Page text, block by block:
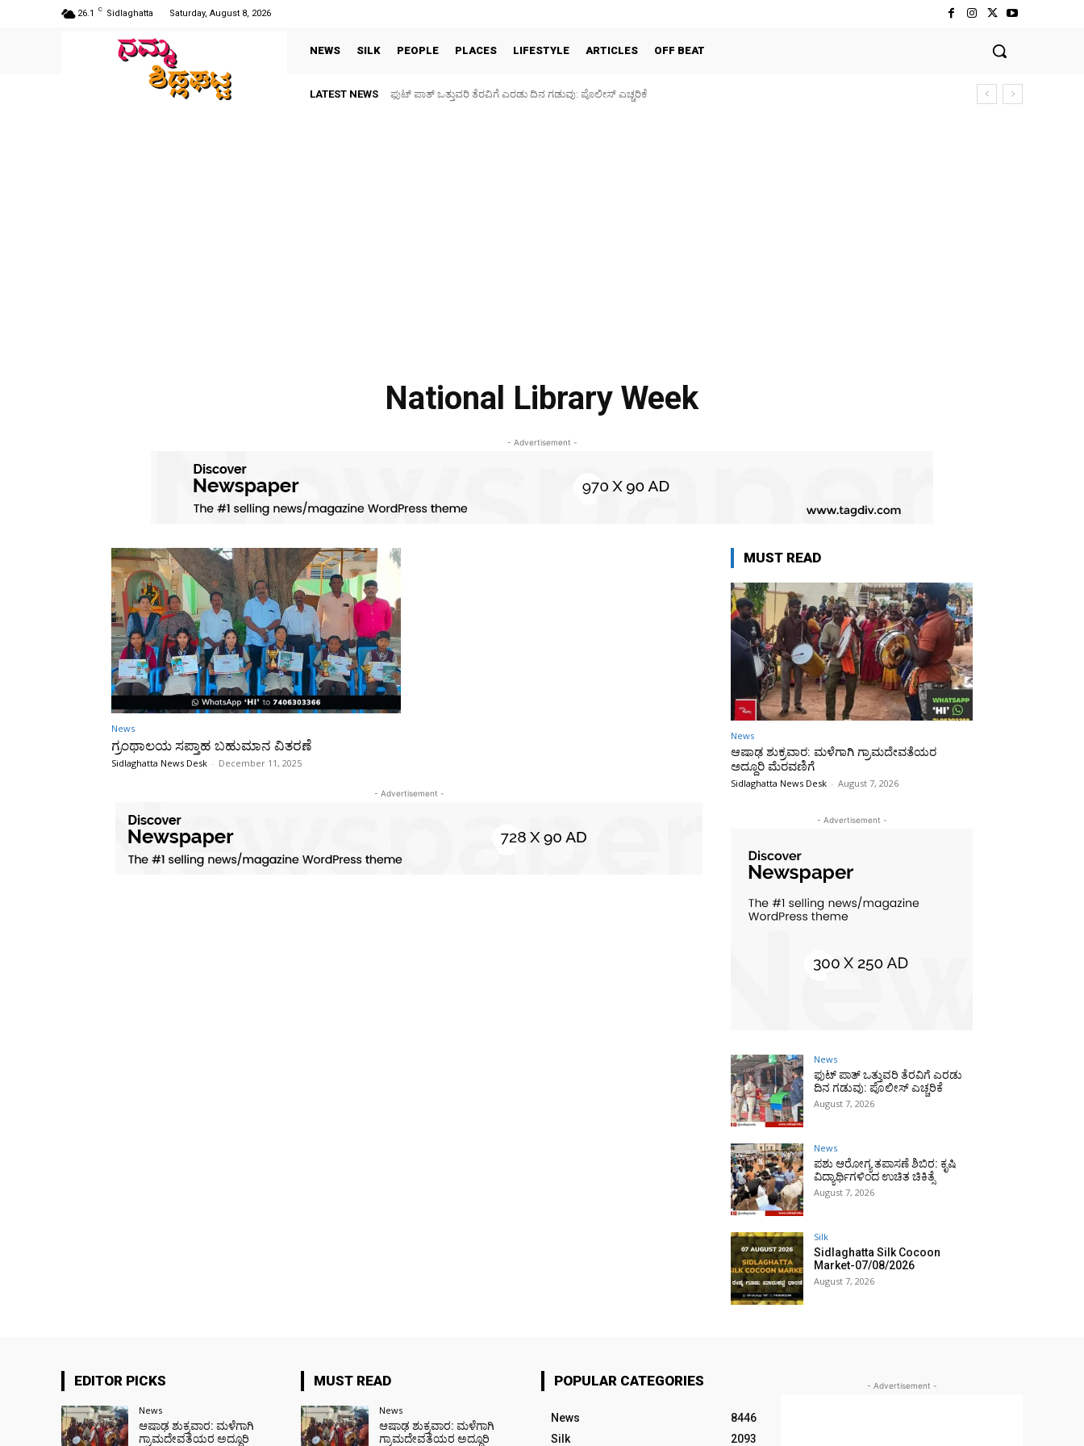
26.1 C Sidlaghatta Saturday, August 8, 2026
NEWS SILK PEOPLE PLACES LIFESTYLE ARTICLES OFF BEAT
LATEST NEWS ಫುಟ್‌ ಪಾತ್ ಒತ್ತುವರಿ ತೆರವಿಗೆ ಎರಡು ದಿನ ಗಡುವು: ಪೊಲೀಸ್ ಎಚ್ಚರಿಕೆ
National Library Week
- Advertisement -
News
ಗ್ರಂಥಾಲಯ ಸಪ್ತಾಹ ಬಹುಮಾನ ವಿತರಣೆ
Sidlaghatta News Desk - December 11, 2025
- Advertisement -
MUST READ
News
ಆಷಾಢ ಶುಕ್ರವಾರ: ಮಳೆಗಾಗಿ ಗ್ರಾಮದೇವತೆಯರ
ಅದ್ದೂರಿ ಮೆರವಣಿಗೆ
Sidlaghatta News Desk - August 7, 2026
- Advertisement -
News
ಫುಟ್‌ ಪಾತ್ ಒತ್ತುವರಿ ತೆರವಿಗೆ ಎರಡು
ದಿನ ಗಡುವು: ಪೊಲೀಸ್ ಎಚ್ಚರಿಕೆ
August 7, 2026
News
ಪಶು ಆರೋಗ್ಯ ತಪಾಸಣೆ ಶಿಬಿರ: ಕೃಷಿ
ವಿದ್ಯಾರ್ಥಿಗಳಿಂದ ಉಚಿತ ಚಿಕಿತ್ಸೆ
August 7, 2026
Silk
Sidlaghatta Silk Cocoon
Market-07/08/2026
August 7, 2026
EDITOR PICKS
News
ಆಷಾಢ ಶುಕ್ರವಾರ: ಮಳೆಗಾಗಿ
ಗ್ರಾಮದೇವತೆಯರ ಅದ್ದೂರಿ
MUST READ
News
ಆಷಾಢ ಶುಕ್ರವಾರ: ಮಳೆಗಾಗಿ
ಗ್ರಾಮದೇವತೆಯರ ಅದ್ದೂರಿ
POPULAR CATEGORIES
News
8446
Silk
2093
- Advertisement -